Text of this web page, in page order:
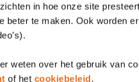
in hoe onze site
beter te maken. Ook worden
weten over het gebruik van
of het cookiebeleid.
Consultaties